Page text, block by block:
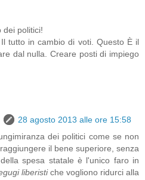
dei politici!
tutto in cambio di voti. Questo È il
dal nulla. Creare posti di impiego
28 agosto 2013 alle ore 15:58
dei politici come se non
il bene superiore, senza
spesa statale è l'unico faro in
liberistiche vogliono ridurci alla